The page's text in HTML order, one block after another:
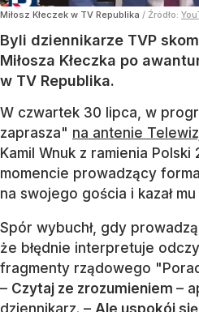
Miłosz Kłeczek w TV Republika / Źródło:
Byli dziennikarze TVP
Miłosza Kłeczka po
w TV Republika.
W czwartek 30 lipca, w
zaprasza" na antenie
Kamil Wnuk z ramienia
momencie prowadzący
na swojego gościa i kazał
Spór wybuchł, gdy
że błędnie interpretuje
fragmenty rządowego
– Czytaj ze zrozumieniem –